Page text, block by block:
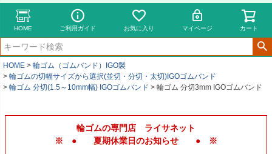
HOME ご利用ガイド お気に入り マイページ カート
HOME
輪ゴム（ゴムバンド）IGO製
輪ゴムの切幅サイズから選択(並切・分切・太切)IGOゴムバンド
輪ゴム 分切(1.5～10mm幅) IGOゴムバンド
輪ゴム 分切3mm IGOゴムバンド
輪ゴムの専門店 ライサネット
※ ● 夏期休業日のお知らせ ● ※